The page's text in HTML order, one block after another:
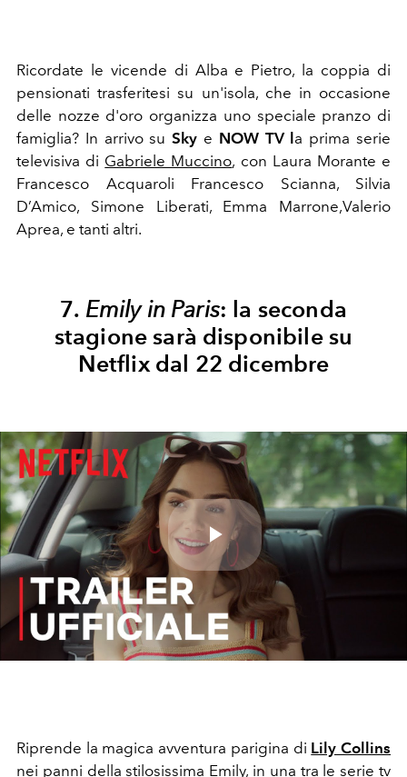
Ricordate le vicende di Alba e Pietro, la coppia di
pensionati trasferitesi su un'isola, che in occasione
delle nozze d'oro organizza uno speciale pranzo di
famiglia? In arrivo suSky e NOW TV la prima serie
televisiva di Gabriele Muccino, con Laura Morante e
Francesco Acquaroli Francesco Scianna, Silvia
D’Amico, Simone Liberati, Emma Marrone,Valerio
Aprea, e tanti altri.
7. Emily in Paris: la seconda
stagione sarà disponibile su
Netflix dal 22 dicembre
Play
Video
Riprende la magica avventura parigina di Lily Collins
nei panni della stilosissima Emily, in una tra le serie tv